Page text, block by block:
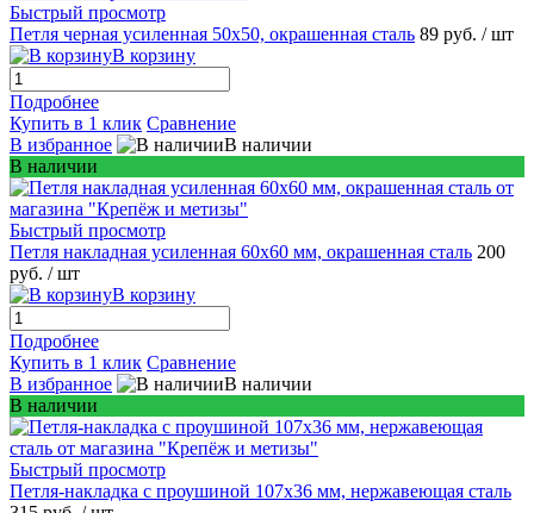
Быстрый просмотр
Петля черная усиленная 50х50, окрашенная сталь 89 руб. / шт
В корзину
Подробнее
Купить в 1 клик Сравнение
В избранное
В наличии
В наличии
Быстрый просмотр
Петля накладная усиленная 60х60 мм, окрашенная сталь 200
руб. / шт
В корзину
Подробнее
Купить в 1 клик Сравнение
В избранное
В наличии
В наличии
Быстрый просмотр
Петля-накладка с проушиной 107x36 мм, нержавеющая сталь